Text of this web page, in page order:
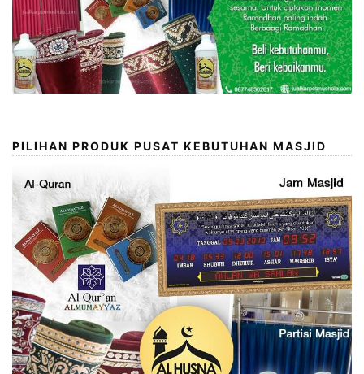
PILIHAN PRODUK PUSAT KEBUTUHAN MASJID